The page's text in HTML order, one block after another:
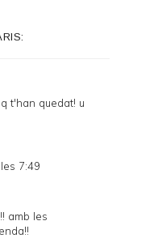
t'han quedat! u
7:49
amb les